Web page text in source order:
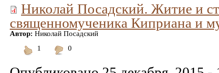
Николай Посадский. Житие и
священномученика Киприана и
Автор: Николай Посадский
1
0